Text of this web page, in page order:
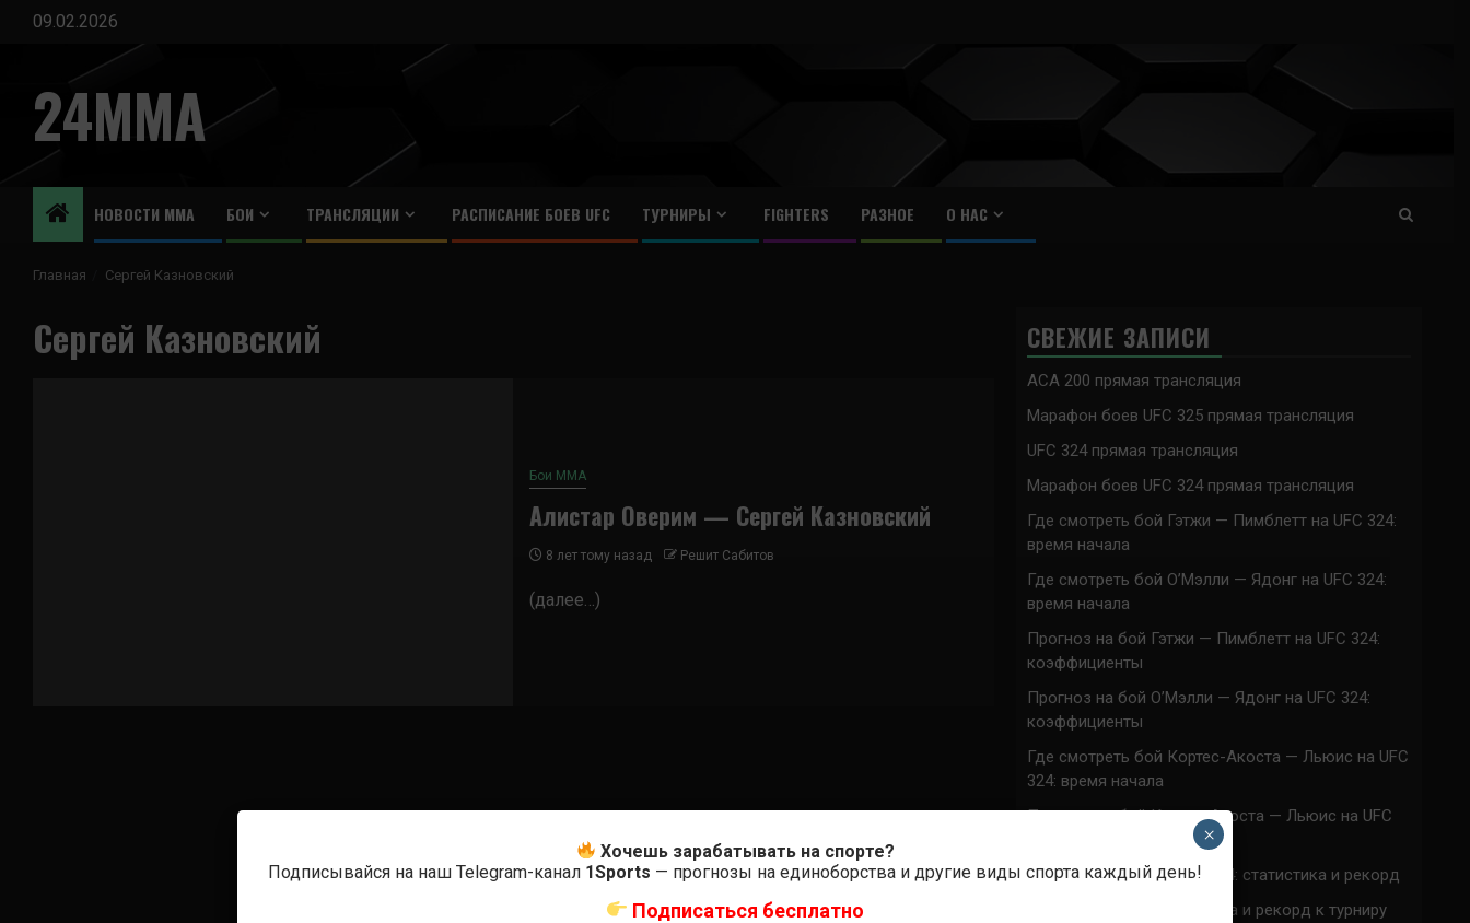
Перейти
содержимому
09.02.2026
24MMA
НОВОСТИ ММА БОИ ТРАНСЛЯЦИИ РАСПИСАНИЕ БОЕВ UFC ТУРНИРЫ FIGHTERS РАЗНОЕ О НАС
Главная Сергей Казновский
Сергей Казновский
Бои ММА
Алистар Оверим — Сергей Казновский
8 лет тому назад Решит Сабитов
(далее…)
СВЕЖИЕ ЗАПИСИ
ACA 200 прямая трансляция
Марафон боев UFC 325 прямая трансляция
UFC 324 прямая трансляция
Марафон боев UFC 324 прямая трансляция
Где смотреть бой Гэтжи — Пимблетт на UFC 324:
время начала
Где смотреть бой О’Мэлли — Ядонг на UFC 324:
время начала
Прогноз на бой Гэтжи — Пимблетт на UFC 324:
коэффициенты
Прогноз на бой О’Мэлли — Ядонг на UFC 324:
коэффициенты
Где смотреть бой Кортес-Акоста — Льюис на UFC
324: время начала
Прогноз на бой Кортес-Акоста — Льюис на UFC
Наталья Сильва на UFC 324: статистика и рекорд
Роуз Намаюнас: статистика и рекорд к турниру
Хочешь зарабатывать на спорте?
Подписывайся на наш Telegram-канал 1Sports — прогнозы на единоборства и другие виды спорта каждый день!
Подписаться бесплатно
×